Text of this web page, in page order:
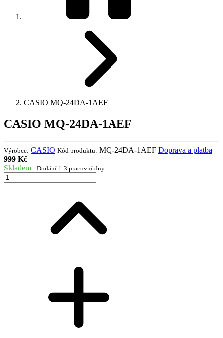
CASIO MQ-24DA-1AEF
CASIO MQ-24DA-1AEF
Výrobce: CASIO Kód produktu: MQ-24DA-1AEF Doprava a platba
999 Kč
Skladem - Dodání 1-3 pracovní dny